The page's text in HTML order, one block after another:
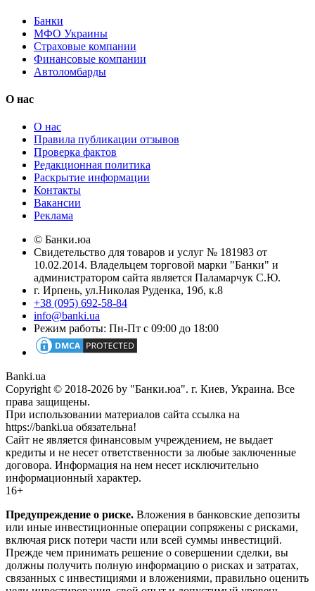
Банки
МФО Украины
Страховые компании
Финансовые компании
Автоломбарды
О нас
О нас
Правила публикации отзывов
Проверка фактов
Редакционная политика
Раскрытие информации
Контакты
Вакансии
Реклама
© Банки.юа
Свидетельство для товаров и услуг № 181983 от
10.02.2014. Владельцем торговой марки "Банки" и
администратором сайта является Паламарчук С.Ю.
г. Ирпень, ул.Николая Руденка, 19б, к.8
+38 (095) 692-58-84
info@banki.ua
Режим работы: Пн-Пт с 09:00 до 18:00
Banki.ua
Copyright © 2018-2026 by "Банки.юа". г. Киев, Украина. Все
права защищены.
При использовании материалов сайта ссылка на
https://banki.ua обязательна!
Сайт не является финансовым учреждением, не выдает
кредиты и не несет ответственности за любые заключенные
договора. Информация на нем несет исключительно
информационный характер.
16+
Предупреждение о риске. Вложения в банковские депозиты
или иные инвестиционные операции сопряжены с рисками,
включая риск потери части или всей суммы инвестиций.
Прежде чем принимать решение о совершении сделки, вы
должны получить полную информацию о рисках и затратах,
связанных с инвестициями и вложениями, правильно оценить